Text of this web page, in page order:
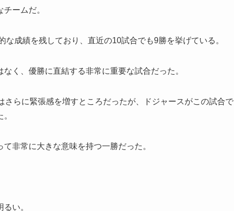
ームだ。
成績を残しており、直近の10試合でも9勝を挙げている。
く、優勝に直結する非常に重要な試合だった。
らに緊張感を増すところだったが、ドジャースがこの試合で
非常に大きな意味を持つ一勝だった。
い。